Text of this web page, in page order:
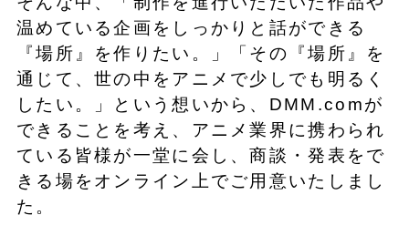
温めている企画をしっかりと話ができる
『場所』を作りたい。」「その『場所』を
通じて、世の中をアニメで少しでも明るく
したい。」という想いから、DMM.comが
できることを考え、アニメ業界に携わられ
ている皆様が一堂に会し、商談・発表をで
きる場をオンライン上でご用意いたしまし
た。